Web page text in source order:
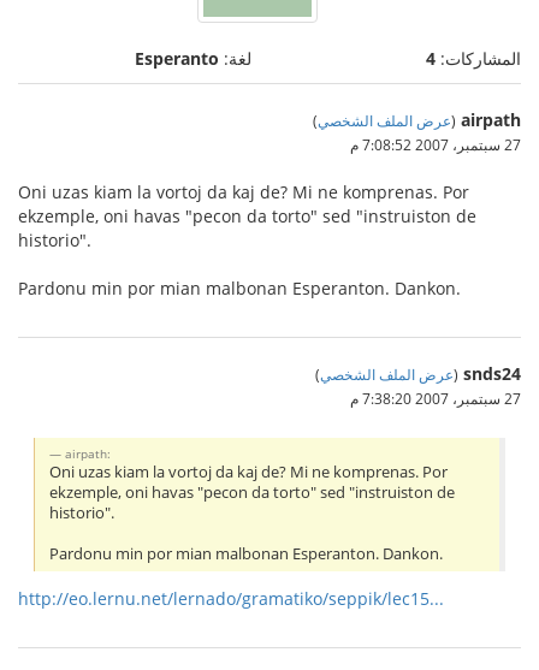
المشاركات: 4 لغة: Esperanto
airpath
(عرض الملف الشخصي)
27 سبتمبر، 2007 7:08:52 م
Oni uzas kiam la vortoj da kaj de? Mi ne komprenas. Por
ekzemple, oni havas "pecon da torto" sed "instruiston de
historio".
Pardonu min por mian malbonan Esperanton. Dankon.
snds24
(عرض الملف الشخصي)
27 سبتمبر، 2007 7:38:20 م
airpath:
Oni uzas kiam la vortoj da kaj de? Mi ne komprenas. Por
ekzemple, oni havas "pecon da torto" sed "instruiston de
historio".
Pardonu min por mian malbonan Esperanton. Dankon.
http://eo.lernu.net/lernado/gramatiko/seppik/lec15...